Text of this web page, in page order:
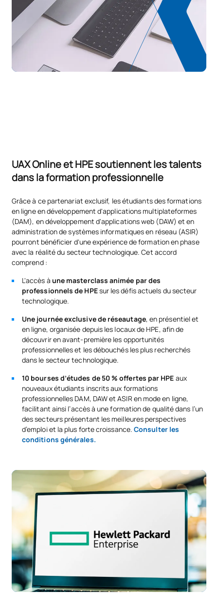
UAX Online et HPE soutiennent les talents
dans la formation professionnelle
Grâce à ce partenariat exclusif, les étudiants des formations
en ligne en développement d'applications multiplateformes
(DAM), en développement d'applications web (DAW) et en
administration de systèmes informatiques en réseau (ASIR)
pourront bénéficier d'une expérience de formation en phase
avec la réalité du secteur technologique. Cet accord
comprend :
L'accès à une masterclass animée par des
professionnels de HPEsur les défis actuels du secteur
technologique.
Une journée exclusive de réseautage, en présentiel et
en ligne, organisée depuis les locaux de HPE, afin de
découvrir en avant-première les opportunités
professionnelles et les débouchés les plus recherchés
dans le secteur technologique.
10 bourses d’études de 50 % offertes par HPE aux
nouveaux étudiants inscrits aux formations
professionnelles DAM, DAW et ASIR en mode en ligne,
facilitant ainsi l’accès à une formation de qualité dans l’un
des secteurs présentant les meilleures perspectives
d’emploi et la plus forte croissance. Consulter les
conditions générales.